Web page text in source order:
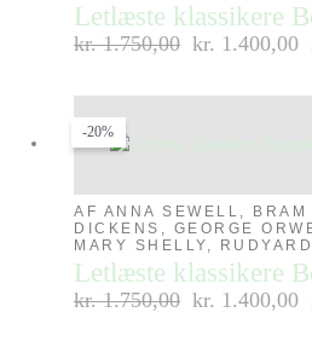
Letlæste klassikere
kr.1.750,00 kr. 1.400,00
-20%
AF ANNA SEWELL,
DICKENS, GEORGE
MARY SHELLY,
Letlæste klassikere
kr.1.750,00 kr. 1.400,00